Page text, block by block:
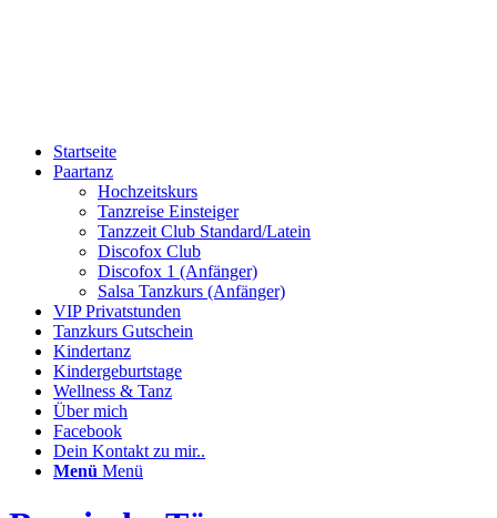
Startseite
Paartanz
Hochzeitskurs
Tanzreise Einsteiger
Tanzzeit Club Standard/Latein
Discofox Club
Discofox 1 (Anfänger)
Salsa Tanzkurs (Anfänger)
VIP Privatstunden
Tanzkurs Gutschein
Kindertanz
Kindergeburtstage
Wellness & Tanz
Über mich
Facebook
Dein Kontakt zu mir..
Menü Menü